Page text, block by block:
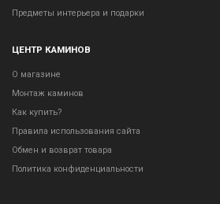
Предметы интерьера и подарки
ЦЕНТР КАМИНОВ
О магазине
Монтаж каминов
Как купить?
Правила использования сайта
Обмен и возврат товара
Политика конфиденциальности